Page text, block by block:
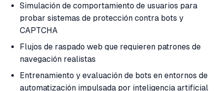
Simulación de comportamiento de usuarios para
probar sistemas de protección contra bots y
CAPTCHA
Flujos de raspado web que requieren patrones de
navegación realistas
Entrenamiento y evaluación de bots en entornos de
automatización impulsada por inteligencia artificial